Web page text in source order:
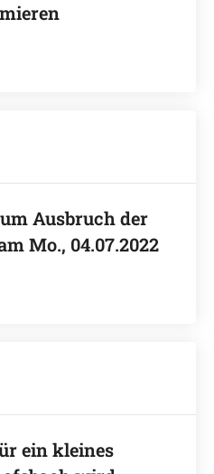
Ausbruch der
Mo., 04.07.2022
ein kleines